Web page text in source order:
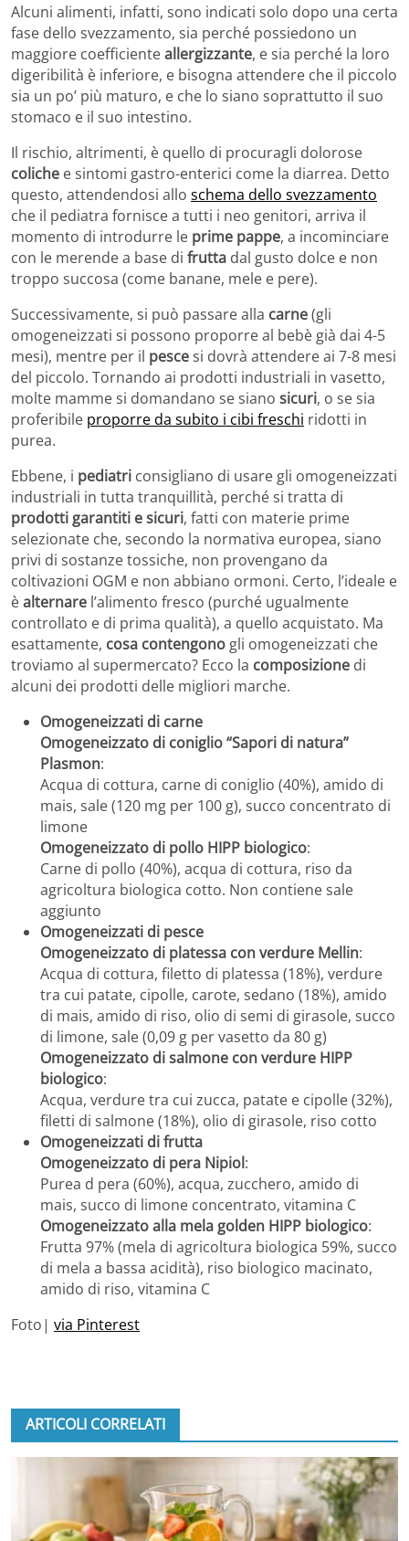
Alcuni alimenti, infatti, sono indicati solo dopo una certa
fase dello svezzamento, sia perché possiedono un
maggiore coefficienteallergizzante, e sia perché la loro
digeribilità è inferiore, e bisogna attendere che il piccolo
sia un po’ più maturo, e che lo siano soprattutto il suo
stomaco e il suo intestino.
Il rischio, altrimenti, è quello di procuragli dolorose
coliche e sintomi gastro-enterici come la diarrea. Detto
questo, attendendosi allo schema dello svezzamento
che il pediatra fornisce a tutti i neo genitori, arriva il
momento di introdurre le prime pappe, a incominciare
con le merende a base di frutta dal gusto dolce e non
troppo succosa (come banane, mele e pere).
Successivamente, si può passare alla carne(gli
omogeneizzati si possono proporre al bebè già dai 4-5
mesi), mentre per il pescesi dovrà attendere ai 7-8 mesi
del piccolo. Tornando ai prodotti industriali in vasetto,
molte mamme si domandano se siano sicuri, o se sia
proferibile proporre da subito i cibi freschi ridotti in
purea.
Ebbene, i pediatri consigliano di usare gli omogeneizzati
industriali in tutta tranquillità, perché si tratta di
prodotti garantiti e sicuri, fatti con materie prime
selezionate che, secondo la normativa europea, siano
privi di sostanze tossiche, non provengano da
coltivazioni OGM e non abbiano ormoni. Certo, l’ideale e
èalternare l’alimento fresco (purché ugualmente
controllato e di prima qualità), a quello acquistato. Ma
esattamente, cosa contengono gli omogeneizzati che
troviamo al supermercato? Ecco la composizione di
alcuni dei prodotti delle migliori marche.
Omogeneizzati di carne
Omogeneizzato di coniglio “Sapori di natura”
Plasmon:
Acqua di cottura, carne di coniglio (40%), amido di
mais, sale (120 mg per 100 g), succo concentrato di
limone
Omogeneizzato di pollo HIPP biologico:
Carne di pollo (40%), acqua di cottura, riso da
agricoltura biologica cotto. Non contiene sale
aggiunto
Omogeneizzati di pesce
Omogeneizzato di platessa con verdure Mellin:
Acqua di cottura, filetto di platessa (18%), verdure
tra cui patate, cipolle, carote, sedano (18%), amido
di mais, amido di riso, olio di semi di girasole, succo
di limone, sale (0,09 g per vasetto da 80 g)
Omogeneizzato di salmone con verdure HIPP
biologico:
Acqua, verdure tra cui zucca, patate e cipolle (32%),
filetti di salmone (18%), olio di girasole, riso cotto
Omogeneizzati di frutta
Omogeneizzato di pera Nipiol:
Purea d pera (60%), acqua, zucchero, amido di
mais, succo di limone concentrato, vitamina C
Omogeneizzato alla mela golden HIPP biologico:
Frutta 97% (mela di agricoltura biologica 59%, succo
di mela a bassa acidità), riso biologico macinato,
amido di riso, vitamina C
Foto| via Pinterest
ARTICOLI CORRELATI